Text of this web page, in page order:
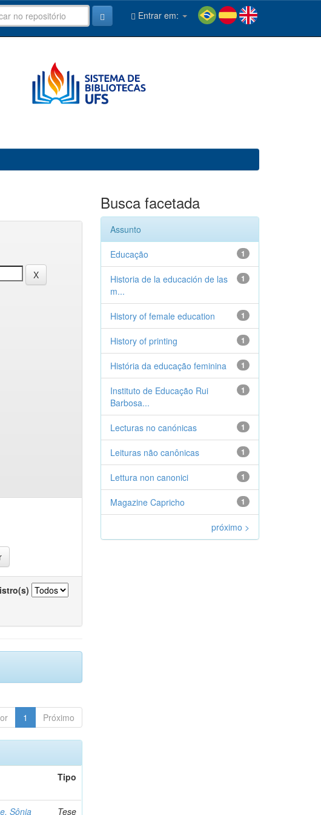
Entrar em:
1 Próximo
Tipo
Sônia Tese
Busca facetada
Assunto
1
Educação
1
Historia de la educación de las
m...
1
History of female education
1
History of printing
1
História da educação feminina
1
Instituto de Educação Rui
Barbosa...
1
Lecturas no canónicas
1
Leituras não canônicas
1
Lettura non canonici
1
Magazine Capricho
próximo >